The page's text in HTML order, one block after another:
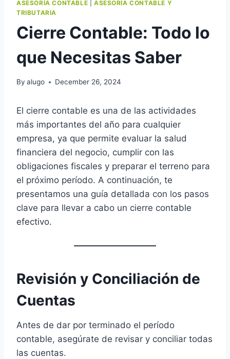
ASESORÍA CONTABLE
ASESORÍA CONTABLE Y
TRIBUTARIA
Cierre Contable: Todo lo
que Necesitas Saber
By alugo December 26, 2024
El cierre contable es una de las actividades
más importantes del año para cualquier
empresa, ya que permite evaluar la salud
financiera del negocio, cumplir con las
obligaciones fiscales y preparar el terreno para
el próximo período. A continuación, te
presentamos una guía detallada con los pasos
clave para llevar a cabo un cierre contable
efectivo.
Revisión y Conciliación de
Cuentas
Antes de dar por terminado el período
contable, asegúrate de revisar y conciliar todas
las cuentas.